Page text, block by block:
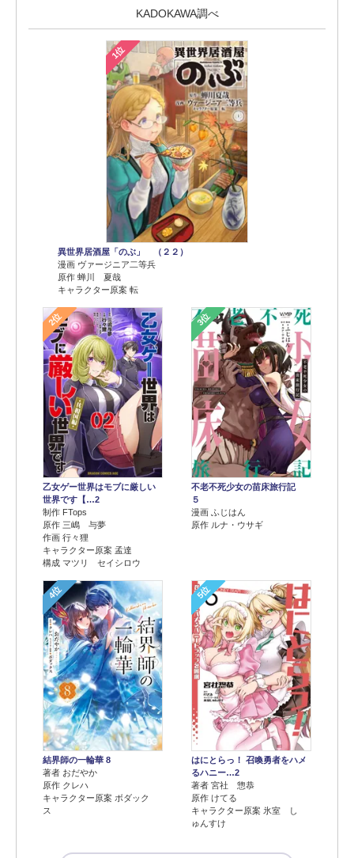
KADOKAWA調べ
1位
異世界居酒屋「のぶ」 （２２）
漫画 ヴァージニア二等兵
原作 蝉川 夏哉
キャラクター原案 転
2位
乙女ゲー世界はモブに厳しい
世界です【…2
制作 FTops
原作 三嶋 与夢
作画 行々狸
キャラクター原案 孟達
構成 マツリ セイシロウ
3位
不老不死少女の苗床旅行記
５
漫画 ふじはん
原作 ルナ・ウサギ
4位
結界師の一輪華 8
著者 おだやか
原作 クレハ
キャラクター原案 ボダック
ス
5位
はにとらっ！ 召喚勇者をハメ
るハニー…2
著者 宮社 惣恭
原作 けてる
キャラクター原案 氷室 し
ゅんすけ